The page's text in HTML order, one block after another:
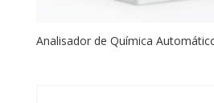
Analisador de Química